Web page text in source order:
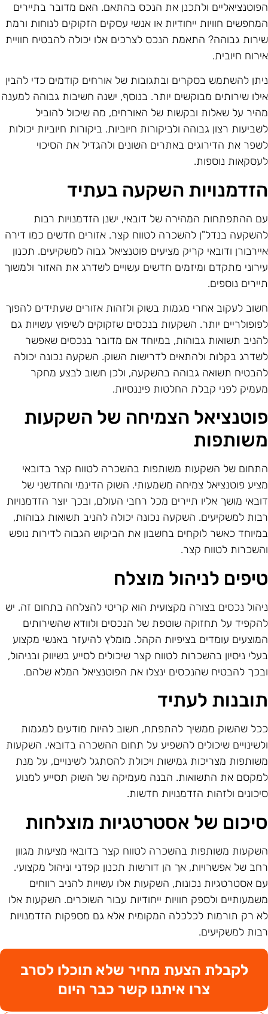
ולתכנן את הנכס בהתאם. האם מדובר בתיירים
חוויות ייחודיות או אנשי עסקים הזקוקים לנוחות ורמת
גבוהה? התאמת הנכס לצרכים אלו יכולה להבטיח חוויית
חיובית.
להשתמש בסקרים ובתגובות של אורחים קודמים כדי להבין
שירותים מבוקשים יותר. בנוסף, ישנה חשיבות גבוהה למענה
על שאלות ובקשות של האורחים, מה שיכול להוביל
רצון גבוהה ולביקורות חיוביות. ביקורות חיוביות יכולות
את הדירוגים באתרים השונים ולהגדיל את הסיכוי
נוספות.
השקעה בעתיד
ההתפתחות המהירה של דובאי, ישנן הזדמנויות רבות
בנדל"ן להשכרה לטווח קצר. אזורים חדשים כמו דירה
ודובאי קריק מציעים פוטנציאל גבוה למשקיעים. תכנון
מתקדם ומיזמים חדשים עשויים לשדרג את האזור ולמשוך
נוספים.
לעקוב אחרי מגמות בשוק ולזהות אזורים שעתידים להפוך
יותר. השקעות בנכסים שזקוקים לשיפוץ עשויות גם
תשואות גבוהות, במיוחד אם מדובר בנכסים שאפשר
בקלות ולהתאים לדרישות השוק. השקעה נכונה יכולה
תשואה גבוהה בהשקעה, ולכן חשוב לבצע מחקר
לפני קבלת החלטות פיננסיות.
הצמיחה של השקעות
של השקעות משותפות בהשכרה לטווח קצר בדובאי
פוטנציאל צמיחה משמעותי. השוק הדינמי והחדשני של
מושך אליו תיירים מכל רחבי העולם, ובכך יוצר הזדמנויות
למשקיעים. השקעה נכונה יכולה להניב תשואות גבוהות,
כאשר לוקחים בחשבון את הביקוש הגבוה לדירות נופש
לטווח קצר.
לניהול מוצלח
נכסים בצורה מקצועית הוא קריטי להצלחה בתחום זה. יש
על תחזוקה שוטפת של הנכסים ולוודא שהשירותים
עומדים בציפיות הקהל. מומלץ להיעזר באנשי מקצוע
ניסיון בהשכרות לטווח קצר שיכולים לסייע בשיווק ובניהול,
להבטיח שהנכסים ינצלו את הפוטנציאל המלא שלהם.
לעתיד
שהשוק ממשיך להתפתח, חשוב להיות מודעים למגמות
שיכולים להשפיע על תחום ההשכרה בדובאי. השקעות
מצריכות גמישות ויכולת להסתגל לשינויים, על מנת
את התשואות. הבנה מעמיקה של השוק תסייע למנוע
ולזהות הזדמנויות חדשות.
של אסטרטגיות מוצלחות
משותפות בהשכרה לטווח קצר בדובאי מציעות מגוון
של אפשרויות, אך הן דורשות תכנון קפדני וניהול מקצועי.
אסטרטגיות נכונות, השקעות אלו עשויות להניב רווחים
ולספק חוויות ייחודיות עבור השוכרים. השקעות אלו
רק תורמות לכלכלה המקומית אלא גם מספקות הזדמנויות
למשקיעים.
לקבלת הצעת מחיר שלא תוכלו לסרב
צרו איתנו קשר כבר היום